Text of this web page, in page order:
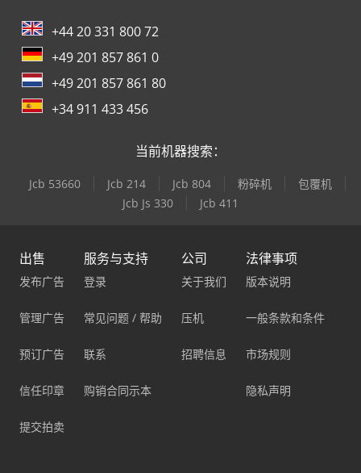
+44 20 331 800 72
+49 201 857 861 0
+49 201 857 861 80
+34 911 433 456
当前机器搜索：
Jcb 53660 Jcb 214 Jcb 804 粉碎机
包覆机
Jcb Js 330
Jcb 411
出售
发布广告
管理广告
预订广告
信任印章
提交拍卖
服务与支持
登录
常见问题 / 帮助
联系
购销合同示本
公司
关于我们
压机
招聘信息
法律事项
版本说明
一般条款和条件
市场规则
隐私声明